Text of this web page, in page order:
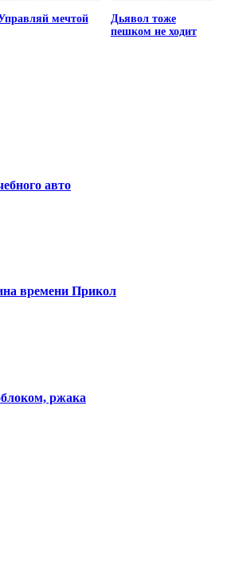
мечтой
Дьявол тоже
пешком не ходит
авто
времени Прикол
ржака